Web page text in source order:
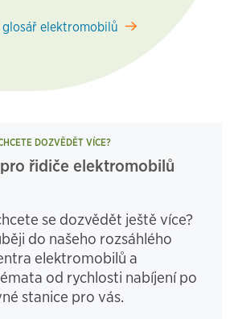
elektromobilů
DOZVĚDĚT VÍCE?
řidiče elektromobilů
se dozvědět ještě více?
do našeho rozsáhlého
elektromobilů a
od rychlosti nabíjení po
stanice pro vás.